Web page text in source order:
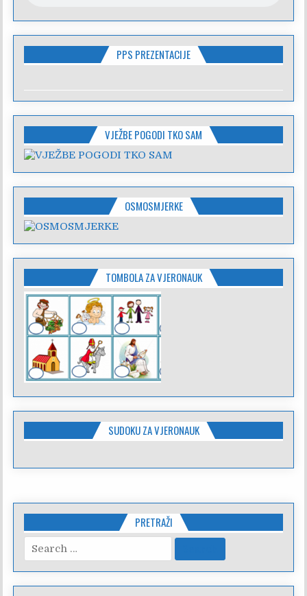
PPS PREZENTACIJE
VJEŽBE POGODI TKO SAM
OSMOSMJERKE
TOMBOLA ZA VJERONAUK
SUDOKU ZA VJERONAUK
PRETRAŽI
for: